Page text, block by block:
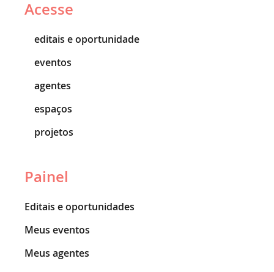
Acesse
editais e oportunidade
eventos
agentes
espaços
projetos
Painel
Editais e oportunidades
Meus eventos
Meus agentes